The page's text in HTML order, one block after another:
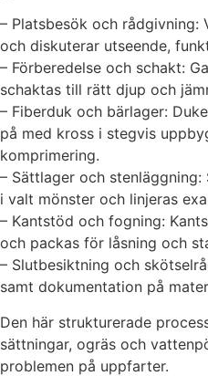
– Platsbesök och rådgivning:
och diskuterar utseende,
– Förberedelse och schakt:
schaktas till rätt djup och
– Fiberduk och bärlager:
på med kross i stegvis
komprimering.
– Sättlager och
i valt mönster och linjeras
– Kantstöd och fogning:
och packas för låsning och
– Slutbesiktning och
samt dokumentation på
Den här strukturerade
sättningar, ogräs och
problemen på uppfarter.